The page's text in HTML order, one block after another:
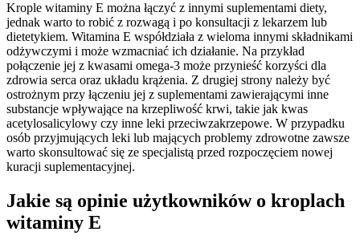
Krople witaminy E można łączyć z innymi suplementami diety,
jednak warto to robić z rozwagą i po konsultacji z lekarzem lub
dietetykiem. Witamina E współdziała z wieloma innymi składnikami
odżywczymi i może wzmacniać ich działanie. Na przykład
połączenie jej z kwasami omega-3 może przynieść korzyści dla
zdrowia serca oraz układu krążenia. Z drugiej strony należy być
ostrożnym przy łączeniu jej z suplementami zawierającymi inne
substancje wpływające na krzepliwość krwi, takie jak kwas
acetylosalicylowy czy inne leki przeciwzakrzepowe. W przypadku
osób przyjmujących leki lub mających problemy zdrowotne zawsze
warto skonsultować się ze specjalistą przed rozpoczęciem nowej
kuracji suplementacyjnej.
Jakie są opinie użytkowników o kroplach
witaminy E